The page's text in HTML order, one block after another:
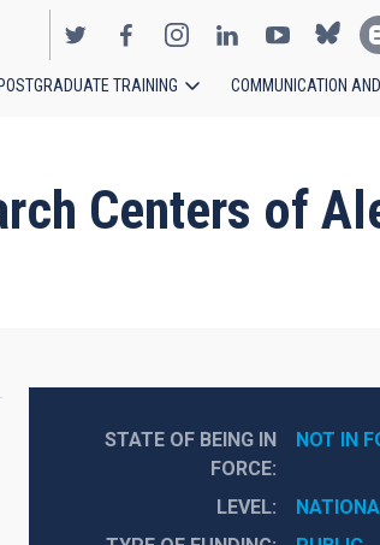
POSTGRADUATE TRAINING COMMUNICATION
Centers of
STATE OF BEING IN
FORCE
NOT IN
LEVEL